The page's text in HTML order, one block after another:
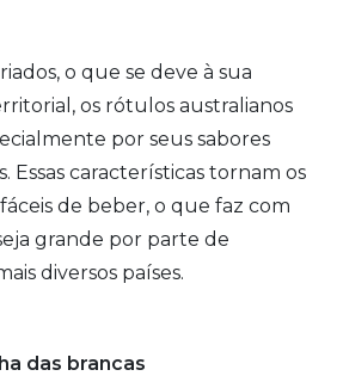
o que se deve à sua
os rótulos australianos
por seus sabores
Essas características tornam os
de beber, o que faz com
grande por parte de
diversos países.
das brancas